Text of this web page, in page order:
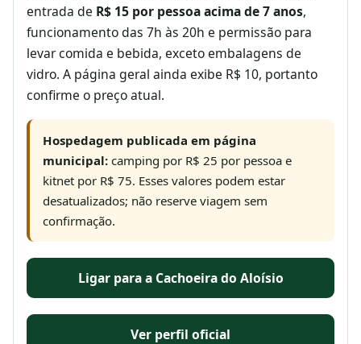
entrada de R$ 15 por pessoa acima de 7 anos,
funcionamento das 7h às 20h e permissão para
levar comida e bebida, exceto embalagens de
vidro. A página geral ainda exibe R$ 10, portanto
confirme o preço atual.
Hospedagem publicada em página
municipal: camping por R$ 25 por pessoa e
kitnet por R$ 75. Esses valores podem estar
desatualizados; não reserve viagem sem
confirmação.
Ligar para a Cachoeira do Aloísio
Ver perfil oficial